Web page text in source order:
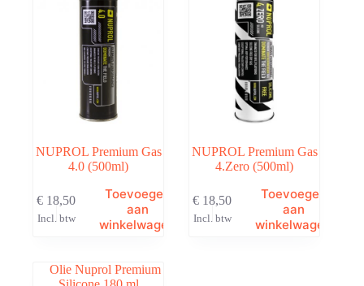
NUPROL Premium Gas
4.0 (500ml)
€ 18,50
Incl. btw
Toevoegen
aan
winkelwagen
NUPROL Premium Gas
4.Zero (500ml)
€ 18,50
Incl. btw
Toevoegen
aan
winkelwagen